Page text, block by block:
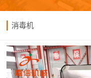
消毒机